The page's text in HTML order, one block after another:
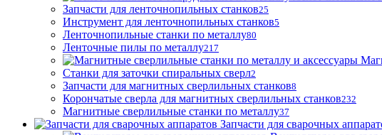
Запчасти для ленточнопильных станков25
Инструмент для ленточнопильных станков5
Ленточнопильные станки по металлу80
Ленточные пилы по металлу217
Станки для заточки спиральных сверл2
Запчасти для магнитных сверлильных станков8
Корончатые сверла для магнитных сверлильных станков232
Магнитные сверлильные станки по металлу37
Запчасти для сварочных